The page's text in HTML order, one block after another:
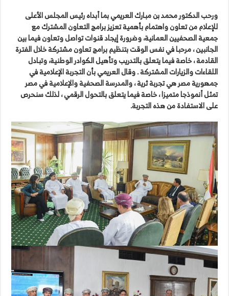
ورحب الدكتور محمد بن مبارك العريمي بما أبداه رئيس المجلس الأعلى
للإعلام من تعاون واهتمام بأهمية تعزيز برامج التعاون المشترك مع
جمعية الصحفيين العمانية، وضرورة إيجاد قنوات تواصل وتعاون فيما بين
الجانبين ، مرحبا في نفس الوقت بتنظيم برامج تعاون مشتركة خلال الفترة
القادمة ، خاصة فيما يتعلق بالتدريب وتأهيل الكوادر الوطنية، وتبادل
اللقاءات والزيارات المشتركة . وقال العريمي بأن التجربة الإعلامية في
جمهورية مصر هي تجربة ثرية ، والمدرسة الصحفية والإعلامية في مصر
تمثل أنموذجا متميزا ، خاصة فيما يتعلق بالتحول الرقمي ، لذلك سنحرص
على الاستفادة من هذه التجربة.